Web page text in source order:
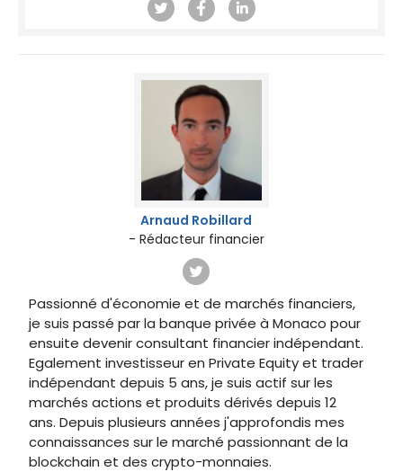
Arnaud Robillard
- Rédacteur financier
Passionné d'économie et de marchés financiers,
je suis passé par la banque privée à Monaco pour
ensuite devenir consultant financier indépendant.
Egalement investisseur en Private Equity et trader
indépendant depuis 5 ans, je suis actif sur les
marchés actions et produits dérivés depuis 12
ans. Depuis plusieurs années j'approfondis mes
connaissances sur le marché passionnant de la
blockchain et des crypto-monnaies.